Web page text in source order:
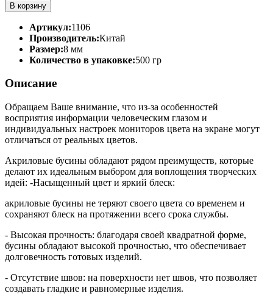
В корзину
Артикул:1106
Производитель:Китай
Размер:8 мм
Количество в упаковке:500 гр
Описание
Обращаем Ваше внимание, что из-за особенностей
восприятия информации человеческим глазом и
индивидуальных настроек мониторов цвета на экране могут
отличаться от реальных цветов.
Акриловые бусины обладают рядом преимуществ, которые
делают их идеальным выбором для воплощения творческих
идей: -Насыщенный цвет и яркий блеск:
акриловые бусины не теряют своего цвета со временем и
сохраняют блеск на протяжении всего срока службы.
- Высокая прочность: благодаря своей квадратной форме,
бусины обладают высокой прочностью, что обеспечивает
долговечность готовых изделий.
- Отсутствие швов: на поверхности нет швов, что позволяет
создавать гладкие и равномерные изделия.